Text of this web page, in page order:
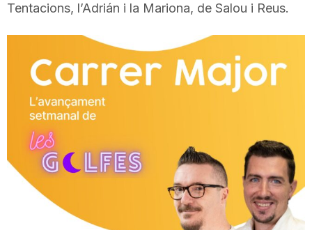
Tentacions, l’Adrián i la Mariona, de Salou i Reus.